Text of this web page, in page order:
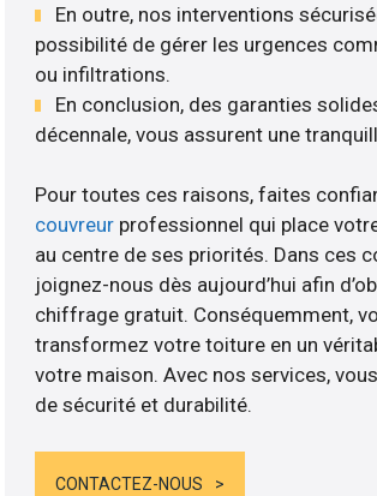
En outre, nos interventions
possibilité de gérer les urgences
ou infiltrations.
En conclusion, des garanties
décennale, vous assurent une
Pour toutes ces raisons, faites
couvreur professionnel qui place
au centre de ses priorités. Dans ces
joignez-nous dès aujourd’hui afin
chiffrage gratuit. Conséquemment,
transformez votre toiture en un
votre maison. Avec nos services,
de sécurité et durabilité.
CONTACTEZ-NOUS